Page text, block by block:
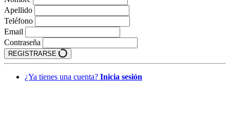
Apellido
Teléfono
Email
Contraseña
REGISTRARSE
¿Ya tienes una cuenta? Inicia sesión